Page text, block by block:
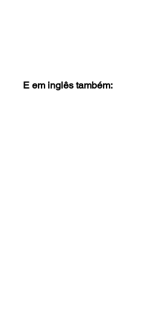
E em inglês também: